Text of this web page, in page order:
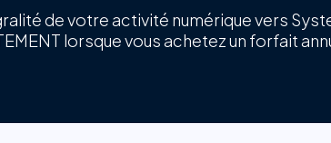
de votre activité numérique vers
lorsque vous achetez un forfait